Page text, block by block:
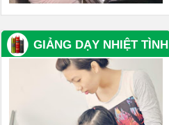
GIẢNG DẠY NHIỆT TÌNH